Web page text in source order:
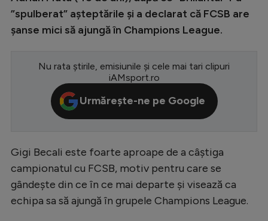
Champions League
Europa League
CM 2026
Premier League
Serie A
Bundesliga
Ligue 1
”spulberat” așteptările și a declarat că FCSB are
șanse mici să ajungă în Champions League.
Nu rata știrile, emisiunile și cele mai tari clipuri
iAMsport.ro
Urmărește-ne pe Google
Gigi Becali este foarte aproape de a câștiga
campionatul cu FCSB, motiv pentru care se
gândește din ce în ce mai departe și visează ca
echipa sa să ajungă în grupele Champions League.